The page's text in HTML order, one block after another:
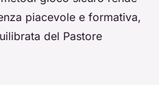
piacevole e formativa,
del Pastore